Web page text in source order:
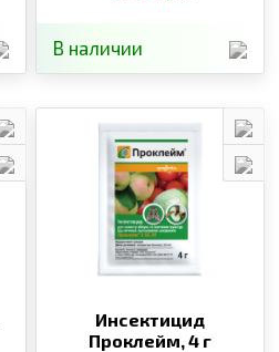
В наличии
Инсектицид
Проклейм,4 г